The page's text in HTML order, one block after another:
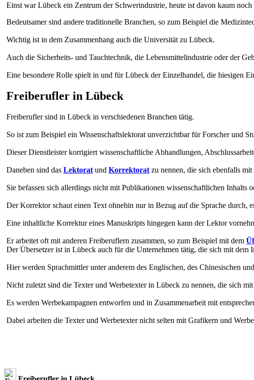
Einst war Lübeck ein Zentrum der Schwerindustrie, heute ist davon kaum noch
Bedeutsamer sind andere traditionelle Branchen, so zum Beispiel die
Wichtig ist in dem Zusammenhang auch die Universität zu Lübeck.
Auch die Sicherheits- und Tauchtechnik, die Lebensmittelindustrie oder der
Eine besondere Rolle spielt in und für Lübeck der Einzelhandel, die hiesigen
Freiberufler in Lübeck
Freiberufler sind in Lübeck in verschiedenen Branchen tätig.
So ist zum Beispiel ein Wissenschaftslektorat unverzichtbar für Forscher und
Dieser Dienstleister korrigiert wissenschaftliche Abhandlungen,
Daneben sind das Lektorat und Korrektorat zu nennen, die sich ebenfalls
Sie befassen sich allerdings nicht mit Publikationen wissenschaftlichen Inhalts
Der Korrektor schaut einen Text ohnehin nur in Bezug auf die Sprache durch,
Eine inhaltliche Korrektur eines Manuskripts hingegen kann der Lektor
Er arbeitet oft mit anderen Freiberuflern zusammen, so zum Beispiel mit dem
Der Übersetzer ist in Lübeck auch für die Unternehmen tätig, die sich mit dem
Hier werden Sprachmittler unter anderem des Englischen, des Chinesischen
Nicht zuletzt sind die Texter und Werbetexter in Lübeck zu nennen, die sich
Es werden Werbekampagnen entworfen und in Zusammenarbeit mit
Dabei arbeiten die Texter und Werbetexter nicht selten mit Grafikern und